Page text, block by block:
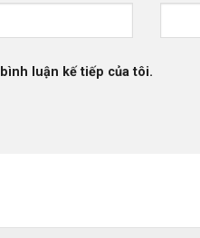
luận kế tiếp của tôi.